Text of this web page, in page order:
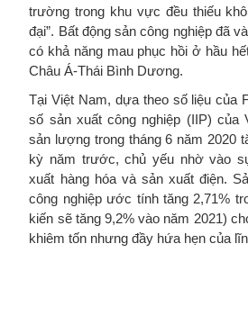
trường trong khu vực đều thiếu
đại”. Bất động sản công nghiệp đã
có khả năng mau phục hồi ở hầu
Châu Á-Thái Bình Dương.
Tại Việt Nam, dựa theo số liệu của
số sản xuất công nghiệp (IIP) của
sản lượng trong tháng 6 năm 2020
kỳ năm trước, chủ yếu nhờ vào
xuất hàng hóa và sản xuất điện.
công nghiệp ước tính tăng 2,71%
kiến sẽ tăng 9,2% vào năm 2021)
khiêm tốn nhưng đầy hứa hẹn của